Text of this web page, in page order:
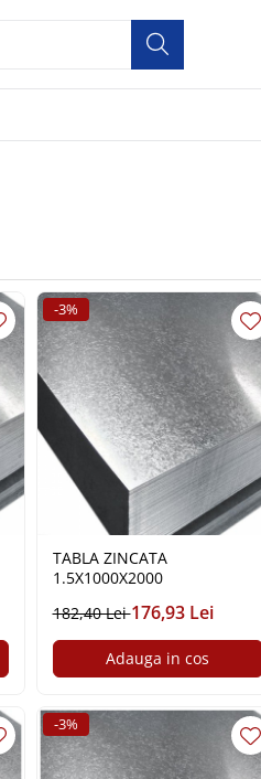
-3%
TABLA ZINCATA
1.5X1000X2000
182,40 Lei176,93 Lei
Adauga in cos
-3%